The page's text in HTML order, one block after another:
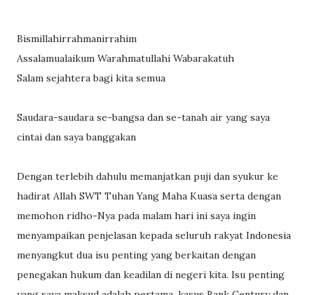
Bismillahirrahmanirrahim
Assalamualaikum Warahmatullahi Wabarakatuh
Salam sejahtera bagi kita semua
Saudara-saudara se-bangsa dan se-tanah air yang saya
cintai dan saya banggakan
Dengan terlebih dahulu memanjatkan puji dan syukur ke
hadirat Allah SWT Tuhan Yang Maha Kuasa serta dengan
memohon ridho-Nya pada malam hari ini saya ingin
menyampaikan penjelasan kepada seluruh rakyat Indonesia
menyangkut dua isu penting yang berkaitan dengan
penegakan hukum dan keadilan di negeri kita. Isu penting